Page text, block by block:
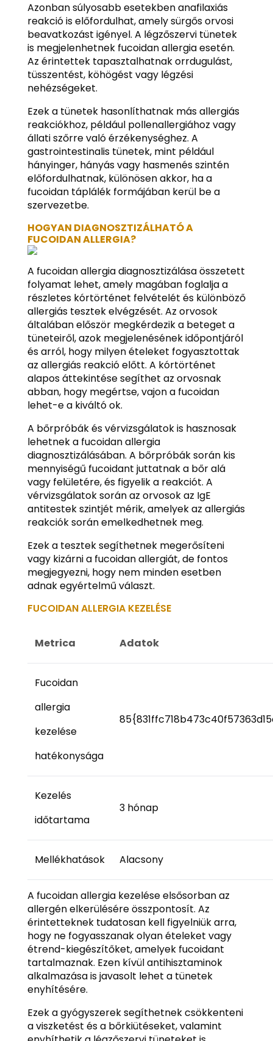
Azonban súlyosabb esetekben anafilaxiás
reakció is előfordulhat, amely sürgős orvosi
beavatkozást igényel. A légzőszervi tünetek
is megjelenhetnek fucoidan allergia esetén.
Az érintettek tapasztalhatnak orrdugulást,
tüsszentést, köhögést vagy légzési
nehézségeket.
Ezek a tünetek hasonlíthatnak más allergiás
reakciókhoz, például pollenallergiához vagy
állati szőrre való érzékenységhez. A
gastrointestinalis tünetek, mint például
hányinger, hányás vagy hasmenés szintén
előfordulhatnak, különösen akkor, ha a
fucoidan táplálék formájában kerül be a
szervezetbe.
HOGYAN DIAGNOSZTIZÁLHATÓ A
FUCOIDAN ALLERGIA?
A fucoidan allergia diagnosztizálása összetett
folyamat lehet, amely magában foglalja a
részletes kórtörténet felvételét és különböző
allergiás tesztek elvégzését. Az orvosok
általában először megkérdezik a beteget a
tüneteiről, azok megjelenésének időpontjáról
és arról, hogy milyen ételeket fogyasztottak
az allergiás reakció előtt. A kórtörténet
alapos áttekintése segíthet az orvosnak
abban, hogy megértse, vajon a fucoidan
lehet-e a kiváltó ok.
A bőrpróbák és vérvizsgálatok is hasznosak
lehetnek a fucoidan allergia
diagnosztizálásában. A bőrpróbák során kis
mennyiségű fucoidant juttatnak a bőr alá
vagy felületére, és figyelik a reakciót. A
vérvizsgálatok során az orvosok az IgE
antitestek szintjét mérik, amelyek az allergiás
reakciók során emelkedhetnek meg.
Ezek a tesztek segíthetnek megerősíteni
vagy kizárni a fucoidan allergiát, de fontos
megjegyezni, hogy nem minden esetben
adnak egyértelmű választ.
FUCOIDAN ALLERGIA KEZELÉSE
Metrica Adatok
Fucoidan
allergia
kezelése
hatékonysága
Kezelés
időtartama
3 hónap
Mellékhatások Alacsony
A fucoidan allergia kezelése elsősorban az
allergén elkerülésére összpontosít. Az
érintetteknek tudatosan kell figyelniük arra,
hogy ne fogyasszanak olyan ételeket vagy
étrend-kiegészítőket, amelyek fucoidant
tartalmaznak. Ezen kívül antihisztaminok
alkalmazása is javasolt lehet a tünetek
enyhítésére.
Ezek a gyógyszerek segíthetnek csökkenteni
a viszketést és a bőrkiütéseket, valamint